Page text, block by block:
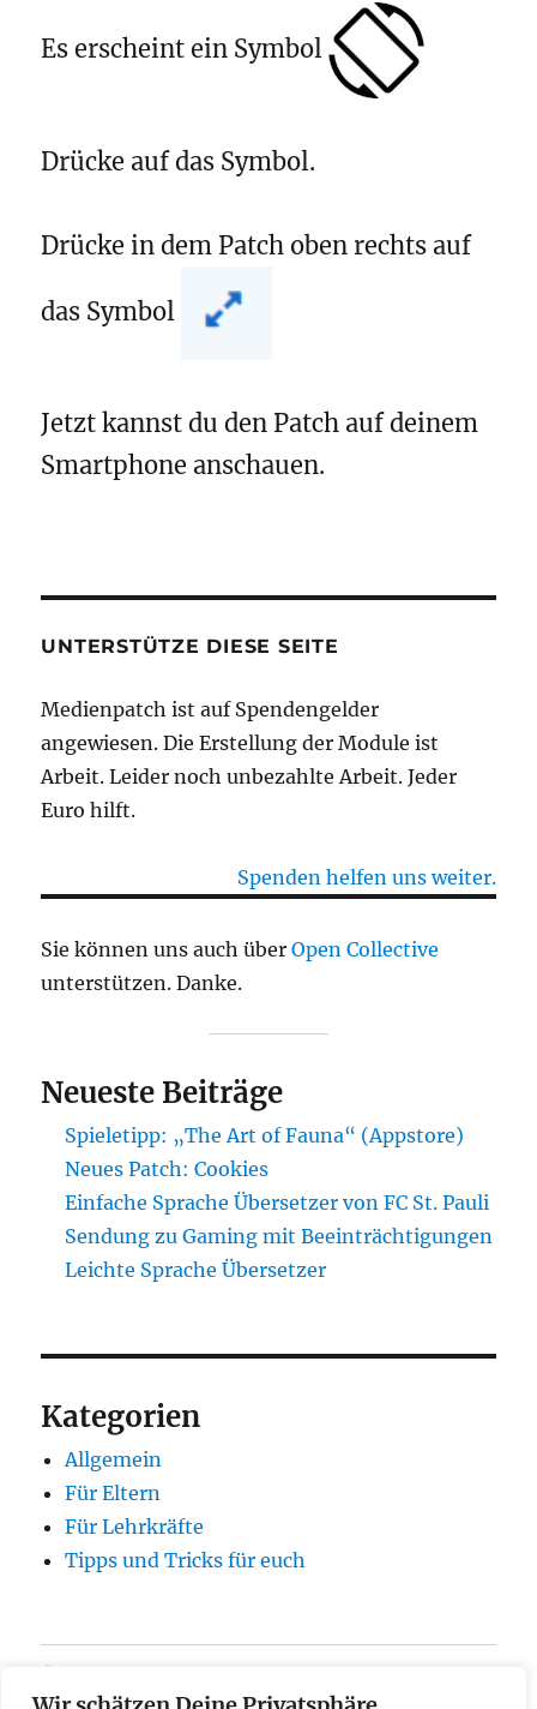
Es erscheint ein Symbol
Drücke auf das Symbol.
Drücke in dem Patch oben rechts auf
das Symbol
Jetzt kannst du den Patch auf deinem
Smartphone anschauen.
UNTERSTÜTZE DIESE SEITE
Medienpatch ist auf Spendengelder
angewiesen. Die Erstellung der Module ist
Arbeit. Leider noch unbezahlte Arbeit. Jeder
Euro hilft.
Spenden helfen uns weiter.
Sie können uns auch überOpen Collective
unterstützen. Danke.
Neueste Beiträge
Spieletipp: „The Art of Fauna“ (Appstore)
Neues Patch: Cookies
Einfache Sprache Übersetzer von FC St. Pauli
Sendung zu Gaming mit Beeinträchtigungen
Leichte Sprache Übersetzer
Kategorien
Allgemein
Für Eltern
Für Lehrkräfte
Tipps und Tricks für euch